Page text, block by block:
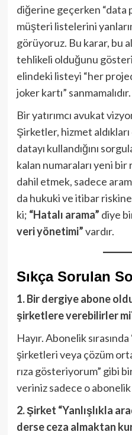
diğerine geçerken “data
müşteri listelerini
görüyoruz. Bu karar, bu
tehlikeli olduğunu
elindeki listeyi “her
joker kartı” sanmamalıdır.
Bir yatırımcı avukat
Şirketler, hizmet
datayı kullandığını
kalan numaraları yeni bir
dahil etmek, sadece
da hukuki ve itibar
ki; “Hatalı arama” diye
veri yönetimi”vardır.
Sıkça Sorulan
1. Bir dergiye abone
şirketlere verebilirler
Hayır. Abonelik
şirketleri veya çözüm
rıza gösteriyorum” gibi
veriniz sadece o abonelik
2. Şirket “Yanlışlıkla
derse ceza almaktan